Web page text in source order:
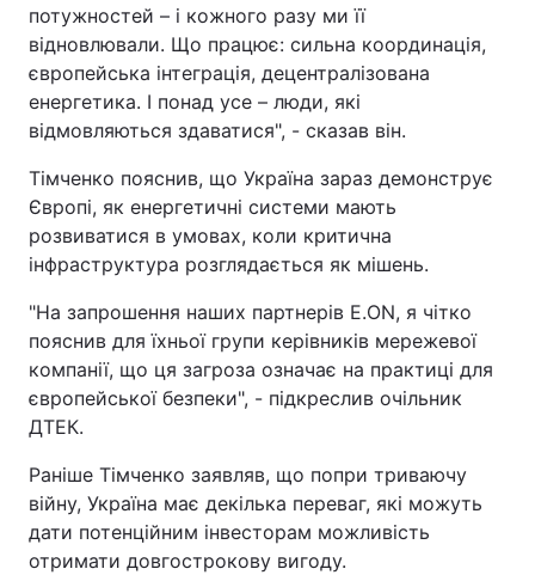
потужностей – і кожного разу ми її
відновлювали. Що працює: сильна координація,
європейська інтеграція, децентралізована
енергетика. І понад усе – люди, які
відмовляються здаватися", - сказав він.
Тімченко пояснив, що Україна зараз демонструє
Європі, як енергетичні системи мають
розвиватися в умовах, коли критична
інфраструктура розглядається як мішень.
"На запрошення наших партнерів E.ON, я чітко
пояснив для їхньої групи керівників мережевої
компанії, що ця загроза означає на практиці для
європейської безпеки", - підкреслив очільник
ДТЕК.
Раніше Тімченко заявляв, що попри триваючу
війну, Україна має декілька переваг, які можуть
дати потенційним інвесторам можливість
отримати довгострокову вигоду.